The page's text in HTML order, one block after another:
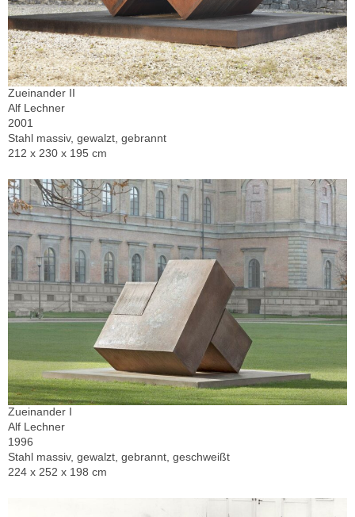
Zueinander II
Alf Lechner
2001
Stahl massiv, gewalzt, gebrannt
212 x 230 x 195 cm
Zueinander I
Alf Lechner
1996
Stahl massiv, gewalzt, gebrannt, geschweißt
224 x 252 x 198 cm